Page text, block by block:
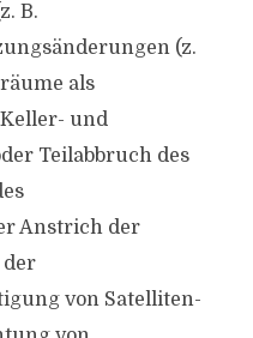
B.
(z.
als
und
Teilabbruch des
Anstrich der
der
von Satelliten-